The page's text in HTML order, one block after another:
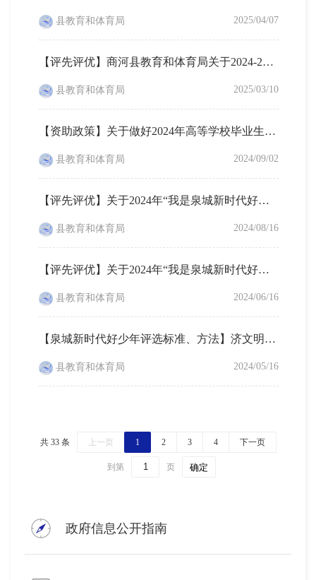
县教育和体育局 2025/04/07
【评先评优】商河县教育和体育局关于2024-2025学年度高中阶段学校省市级学生、班主任和班级评优结果的公示
县教育和体育局 2025/03/10
【资助政策】关于做好2024年高等学校毕业生学费和国家助学贷款补偿申报工作的通知
县教育和体育局 2024/09/02
【评先评优】关于2024年“我是泉城新时代好少年”名单的公示
县教育和体育局 2024/08/16
【评先评优】关于2024年“我是泉城新时代好少年”拟推荐名单的公示
县教育和体育局 2024/06/16
【泉城新时代好少年评选标准、方法】济文明办〔2024〕6号争做泉城新时代好少年通知
县教育和体育局 2024/05/16
共 33 条 上一页 1 2 3 4 下一页
到第 页 确定
政府信息公开指南